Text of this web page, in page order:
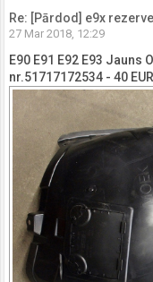
Re: [Pārdod] e9x
27 Mar 2018, 12:29
E90 E91 E92 E93
nr.51717172534 - 40 EUR